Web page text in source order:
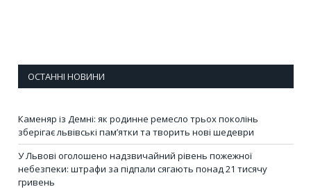
ОСТАННІ НОВИНИ
Каменяр із Демні: як родинне ремесло трьох поколінь
зберігає львівські пам’ятки та творить нові шедеври
У Львові оголошено надзвичайний рівень пожежної
небезпеки: штрафи за підпали сягають понад 21 тисячу
гривень